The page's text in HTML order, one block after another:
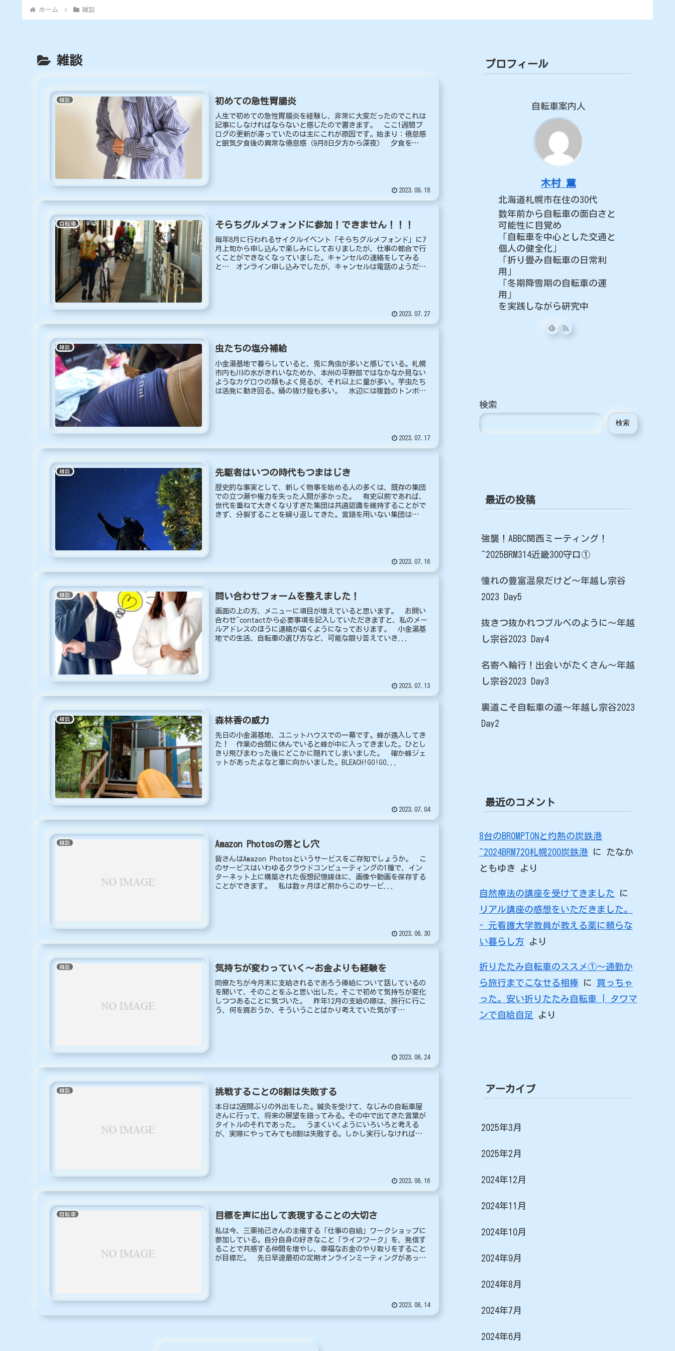
ホーム 雑談
雑談
雑談 初めての急性胃腸炎
人生で初めての急性胃腸炎を経験し、非常に大変だったのでこれは
記事にしなければならないと感じたので書きます。 ここ1週間ブ
ログの更新が滞っていたのは主にこれが原因です。始まり：倦怠感
と眠気夕食後の異常な倦怠感（9月8日夕方から深夜） 夕食を
2023.09.18
自転車 そらちグルメフォンドに参加！できません！！！
毎年8月に行われるサイクルイベント「そらちグルメフォンド」に7
月上旬から申し込んで楽しみにしておりましたが、仕事の都合で行
くことができなくなっていました。キャンセルの連絡をしてみる
と… オンライン申し込みでしたが、キャンセルは電話のようだ
2023.07.27
雑談 虫たちの塩分補給
小金湯基地で暮らしていると、兎に角虫が多いと感じている。札幌
市内も川の水がきれいなためか、本州の平野部ではなかなか見ない
ようなカゲロウの類もよく見るが、それ以上に量が多い。芋虫たち
は活発に動き回る。蛹の抜け殻も多い。 水辺には複数のトンボ
2023.07.17
雑談 先駆者はいつの時代もつまはじき
歴史的な事実として、新しく物事を始める人の多くは、既存の集団
での立つ瀬や権力を失った人間が多かった。 有史以前であれば、
世代を重ねて大きくなりすぎた集団は共通認識を維持することがで
きず、分裂することを繰り返してきた。言語を用いない集団は
2023.07.16
雑談 問い合わせフォームを整えました！
画面の上の方、メニューに項目が増えていると思います。 お問い
合わせ~contactから必要事項を記入していただきますと、私のメー
ルアドレスのほうに連絡が届くようになっております。 小金湯基
地での生活、自転車の選び方など、可能な限り答えていき...
2023.07.13
雑談 森林香の威力
先日の小金湯基地、ユニットハウスでの一幕です。蜂が進入してき
た！ 作業の合間に休んでいると蜂が中に入ってきました。ひとし
きり飛びまわった後にどこかに隠れてしまいました。 確か蜂ジェ
ットがあったよなと車に向かいました。BLEACH!GO!GO...
2023.07.04
雑談 Amazon Photosの落とし穴
皆さんはAmazon Photosというサービスをご存知でしょうか。 こ
のサービスはいわゆるクラウドコンピューティングの1種で、イン
ターネット上に構築された仮想記憶媒体に、画像や動画を保存する
ことができます。 私は数ヶ月ほど前からこのサービ...
2023.06.30
雑談 気持ちが変わっていく～お金よりも経験を
同僚たちが今月末に支給されるであろう俸給について話しているの
を聞いて、そのことをふと思い出した。そこで初めて気持ちが変化
しつつあることに気づいた。 昨年12月の支給の際は、旅行に行こ
う、何を買おうか、そういうことばかり考えていた気がす
2023.06.24
雑談 挑戦することの8割は失敗する
本日は2週間ぶりの外出をした。鍼灸を受けて、なじみの自転車屋
さんに行って、将来の展望を語ってみる。その中で出てきた言葉が
タイトルのそれであった。 うまくいくようにいろいろと考える
が、実際にやってみても8割は失敗する。しかし実行しなければ成
2023.06.16
自転車 目標を声に出して表現することの大切さ
私は今、三栗祐己さんの主催する「仕事の自給」ワークショップに
参加している。自分自身の好きなこと「ライフワーク」を、発信す
ることで共感する仲間を増やし、幸福なお金のやり取りをすること
が目標だ。 先日早速最初の定期オンラインミーティングがあっ
2023.06.14
プロフィール
自転車案内人
木村 薫
北海道札幌市在住の30代
数年前から自転車の面白さと
可能性に目覚め
「自転車を中心とした交通と
個人の健全化」
「折り畳み自転車の日常利
用」
「冬期降雪期の自転車の運
用」
を実践しながら研究中
検索
検索
最近の投稿
強襲！ABBC関西ミーティング！
~2025BRM314近畿300守口①
憧れの豊富温泉だけど〜年越し宗谷
2023 Day5
抜きつ抜かれつブルベのように〜年越
し宗谷2023 Day4
名寄へ輪行！出会いがたくさん〜年越
し宗谷2023 Day3
裏道こそ自転車の道～年越し宗谷2023
Day2
最近のコメント
8台のBROMPTONと灼熱の炭鉄港
~2024BRM720札幌200炭鉄港 に たなか
ともゆき
より
自然療法の講座を受けてきました
に
リアル講座の感想をいただきました。
- 元看護大学教員が教える薬に頼らな
い暮らし方 より
折りたたみ自転車のススメ①〜通勤か
ら旅行までこなせる相棒 に 買っちゃ
った。安い折りたたみ自転車 | タワマ
ンで自給自足
より
アーカイブ
2025年3月
2025年2月
2024年12月
2024年11月
2024年10月
2024年9月
2024年8月
2024年7月
2024年6月